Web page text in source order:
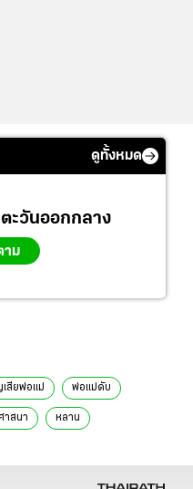
ดูทั้งหมด
ะวันออกกลาง
าม
สียพ่อแม่ พ่อแม่ดับ
าสนา หลาน